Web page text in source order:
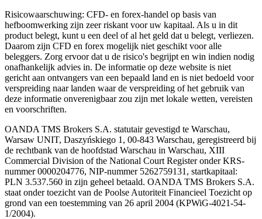
Risicowaarschuwing: CFD- en forex-handel op basis van
hefboomwerking zijn zeer riskant voor uw kapitaal. Als u in dit
product belegt, kunt u een deel of al het geld dat u belegt, verliezen.
Daarom zijn CFD en forex mogelijk niet geschikt voor alle
beleggers. Zorg ervoor dat u de risico's begrijpt en win indien nodig
onafhankelijk advies in. De informatie op deze website is niet
gericht aan ontvangers van een bepaald land en is niet bedoeld voor
verspreiding naar landen waar de verspreiding of het gebruik van
deze informatie onverenigbaar zou zijn met lokale wetten, vereisten
en voorschriften.
OANDA TMS Brokers S.A. statutair gevestigd te Warschau,
Warsaw UNIT, Daszyńskiego 1, 00-843 Warschau, geregistreerd bij
de rechtbank van de hoofdstad Warschau in Warschau, XIII
Commercial Division of the National Court Register onder KRS-
nummer 0000204776, NIP-nummer 5262759131, startkapitaal:
PLN 3.537.560 in zijn geheel betaald. OANDA TMS Brokers S.A.
staat onder toezicht van de Poolse Autoriteit Financieel Toezicht op
grond van een toestemming van 26 april 2004 (KPWiG-4021-54-
1/2004).